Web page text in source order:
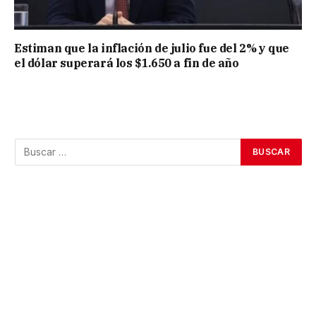
Estiman que la inflación de julio fue del 2% y que
el dólar superará los $1.650 a fin de año